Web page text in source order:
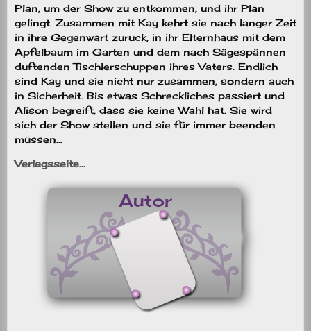
Plan, um der Show zu entkommen, und ihr Plan
gelingt. Zusammen mit Kay kehrt sie nach langer Zeit
in ihre Gegenwart zurück, in ihr Elternhaus mit dem
Apfelbaum im Garten und dem nach Sägespännen
duftenden Tischlerschuppen ihres Vaters. Endlich
sind Kay und sie nicht nur zusammen, sondern auch
in Sicherheit. Bis etwas Schreckliches passiert und
Alison begreift, dass sie keine Wahl hat. Sie wird
sich der Show stellen und sie für immer beenden
müssen…
Verlagsseite…